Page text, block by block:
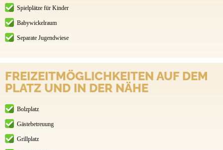
Spielplätze für Kinder
Babywickelraum
Separate Jugendwiese
FREIZEITMÖGLICHKEITEN AUF DEM
PLATZ UND IN DER NÄHE
Bolzplatz
Gästebetreuung
Grillplatz